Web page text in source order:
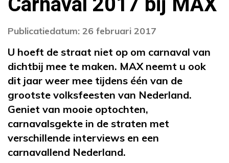
Publicatiedatum: 26 februari 2017
U hoeft de straat niet op om carnaval van
dichtbij mee te maken. MAX neemt u ook
dit jaar weer mee tijdens één van de
grootste volksfeesten van Nederland.
Geniet van mooie optochten,
carnavalsgekte in de straten met
verschillende interviews en een
carnavallend Nederland.